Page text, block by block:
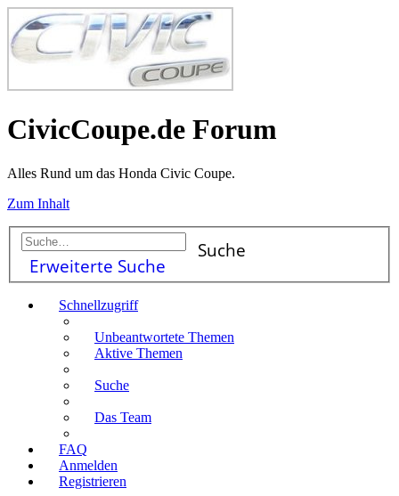
CivicCoupe.de Forum
Alles Rund um das Honda Civic Coupe.
Zum Inhalt
Suche
Erweiterte Suche
Schnellzugriff
Unbeantwortete Themen
Aktive Themen
Suche
Das Team
FAQ
Anmelden
Registrieren